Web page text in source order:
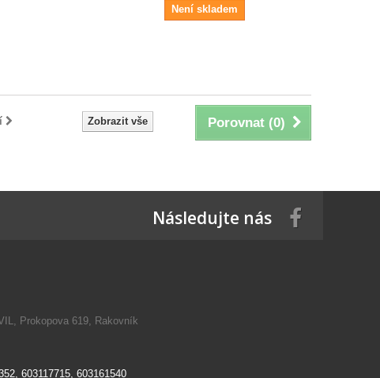
Není skladem
Porovnat (0)
Zobrazit vše
Následujte nás
Prokopova 619, Rakovník
603117715, 603161540